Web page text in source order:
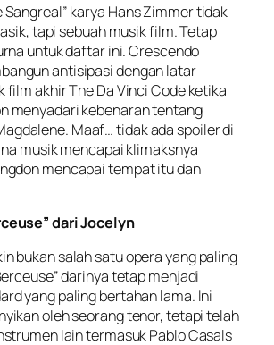
Sangreal” karya Hans Zimmer tidak
tapi sebuah musik film. Tetap
untuk daftar ini. Crescendo
antisipasi dengan latar
film akhir The Da Vinci Code ketika
menyadari kebenaran tentang
Maaf… tidak ada spoiler di
musik mencapai klimaksnya
mencapai tempat itu dan
dari Jocelyn
bukan salah satu opera yang paling
darinya tetap menjadi
yang paling bertahan lama. Ini
oleh seorang tenor, tetapi telah
lain termasuk Pablo Casals